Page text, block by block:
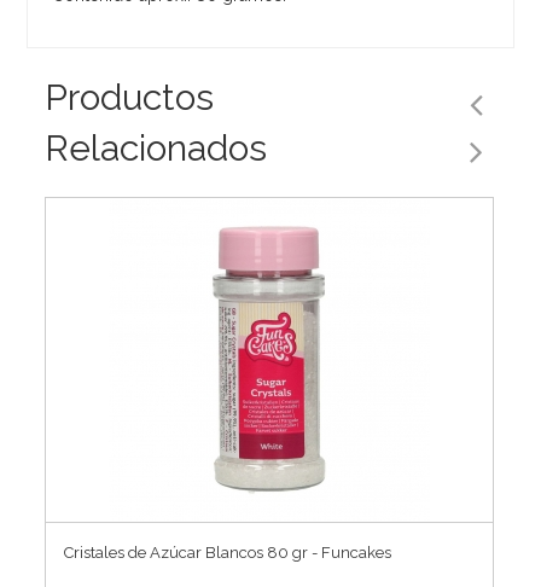
Productos
Relacionados
Cristales de Azúcar Blancos 80 gr - Funcakes